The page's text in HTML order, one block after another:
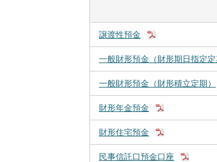
譲渡性預金
一般財形預金（財形期日指定定
一般財形預金（財形積立定期）
財形年金預金
財形住宅預金
民事信託口預金口座